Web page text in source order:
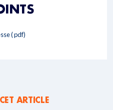
( pdf)
ARTICLE